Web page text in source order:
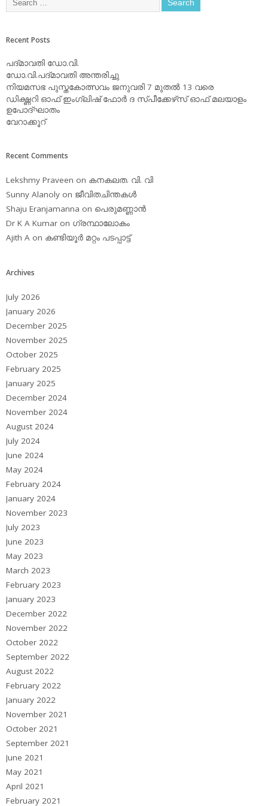
Recent Posts
പദ്മാവതി ഡോ.വി.
ഡോ.വി.പദ്മാവതി അന്തരിച്ചു
നിയമസഭ പുസ്തകോത്സവം ജനുവരി 7 മുതല്‍ 13 വരെ
ഡിക്ഷ്ണറി ഓഫ് ഇംഗ്ലിഷ് ഫോര്‍ ദ സ്പീക്കേഴ്‌സ് ഓഫ് മലയാളം
ഉപോദ്ഘാതം
വേറാക്കൂറ്
Recent Comments
Lekshmy Praveen on കനകലത. വി. വി
Sunny Alanoly on ജീവിതചിന്തകള്‍
Shaju Eranjamanna on പെരുമണ്ണാന്‍
Dr K A Kumar on ഗ്രന്ഥാലോകം
Ajith A on കണ്ടിയൂര്‍ മറ്റം പടപ്പാട്ട്‌
Archives
July 2026
January 2026
December 2025
November 2025
October 2025
February 2025
January 2025
December 2024
November 2024
August 2024
July 2024
June 2024
May 2024
February 2024
January 2024
November 2023
July 2023
June 2023
May 2023
March 2023
February 2023
January 2023
December 2022
November 2022
October 2022
September 2022
August 2022
February 2022
January 2022
November 2021
October 2021
September 2021
June 2021
May 2021
April 2021
February 2021